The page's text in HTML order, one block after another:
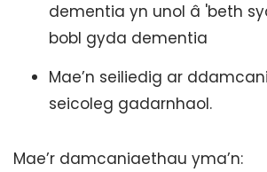
dementia yn unol â 'beth
bobl gyda dementia
Mae’n seiliedig ar
seicoleg gadarnhaol.
Mae’r damcaniaethau yma’n: